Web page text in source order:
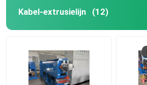
Kabel-extrusielijn (12)